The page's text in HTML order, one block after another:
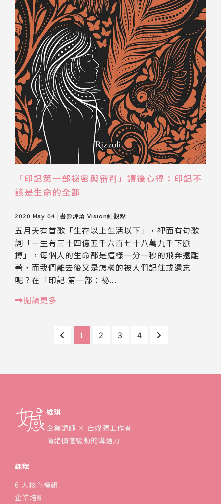
「印記第一部祕密與審判」讀後心得：印記不
該是生命的全部
2020 May 04 書影評論 Vision維觀點
五月天有首歌「生存以上生活以下」，裡面有句歌
詞「一生有三十四億五千六百七十八萬九千下脈
搏」，每個人的生命都是這樣一分一秒的飛奔遠離
著，而我們離去後又是怎樣的被人們記住或遺忘
呢？在「印記 第一部：祕...
閱讀更多
1 2 3 4
維琪
企業講師 × 自媒體工作者
情緒價值驅動的溝通力
課程
6 大核心模組
企業培訓